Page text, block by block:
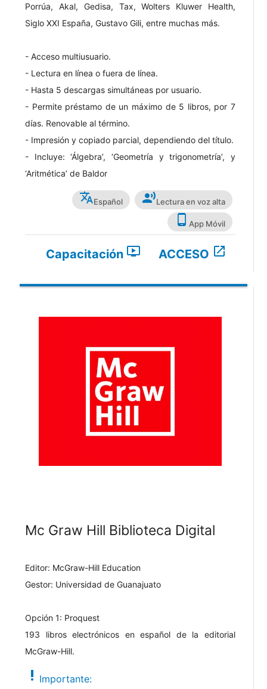
Porrúa, Akal, Gedisa, Tax, Wolters Kluwer Health,
Siglo XXI España, Gustavo Gili, entre muchas más.
- Acceso multiusuario.
- Lectura en línea o fuera de línea.
- Hasta 5 descargas simultáneas por usuario.
- Permite préstamo de un máximo de 5 libros, por 7
días. Renovable al término.
- Impresión y copiado parcial, dependiendo del título.
- Incluye: ‘Álgebra’, ‘Geometría y trigonometría’, y
‘Aritmética’ de Baldor
translateEspañol record_voice_overLectura en voz alta
phone_android App Móvil
ACCESO open_in_new
Capacitación ondemand_video
Mc Graw Hill Biblioteca Digital
Editor: McGraw-Hill Education
Gestor: Universidad de Guanajuato
Opción 1: Proquest
193 libros electrónicos en español de la editorial
McGraw-Hill.
priority_high Importante: